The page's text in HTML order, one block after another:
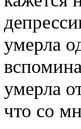
умерла
умерла
что со